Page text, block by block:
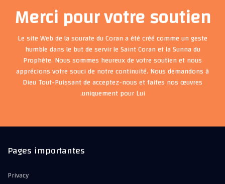
Merci pour votre soutien
Le site Web de la sourate du Coran a été créé comme un geste
humble dans le but de servir le Saint Coran et la Sunna du
Prophète. Nous sommes heureux de votre soutien et nous
apprécions votre souci de notre continuité. Nous demandons à
Dieu Tout-Puissant de acceptez-nous et faites nos œuvres
uniquement pour Lui.
Pages importantes
Privacy